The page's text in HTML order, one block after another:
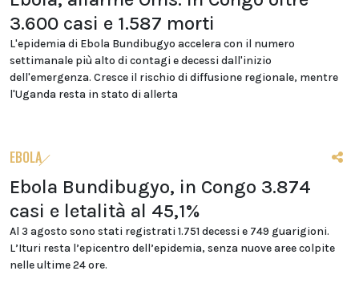
3.600 casi e 1.587 morti
L'epidemia di Ebola Bundibugyo accelera con il numero
settimanale più alto di contagi e decessi dall'inizio
dell'emergenza. Cresce il rischio di diffusione regionale, mentre
l'Uganda resta in stato di allerta
EBOLA
Ebola Bundibugyo, in Congo 3.874
casi e letalità al 45,1%
Al 3 agosto sono stati registrati 1.751 decessi e 749 guarigioni.
L’Ituri resta l’epicentro dell’epidemia, senza nuove aree colpite
nelle ultime 24 ore.